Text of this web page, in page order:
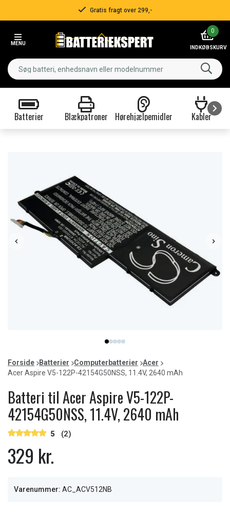
Gratis fragt over 299,-
MENU
0
INDKØBSKURV
Batterier Blækpatroner Hørehjælpemidler Kabler
item
0
item
1
item
2
item
3
item
4
of
5
Forside Batterier Computerbatterier
Acer
Acer Aspire V5-122P-42154G50NSS, 11.4V, 2640 mAh
Batteri til Acer Aspire V5-122P-
42154G50NSS, 11.4V, 2640 mAh
5 (2)
329 kr.
Varenummer: AC_ACV512NB